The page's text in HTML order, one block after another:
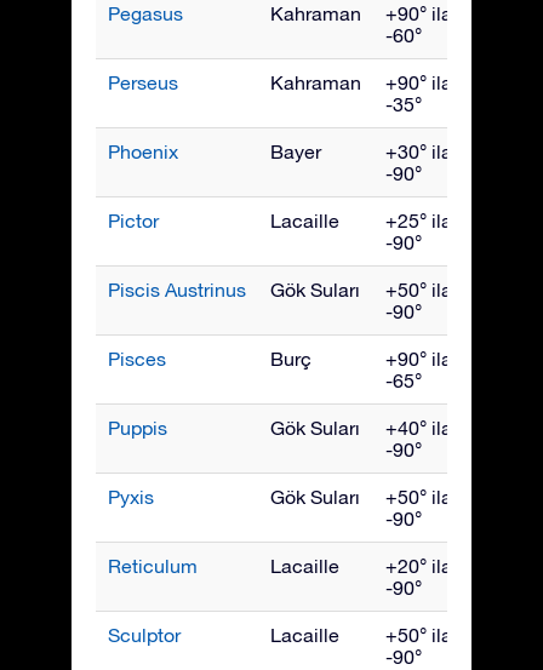
Pegasus Kahraman
+90° ila
-60°
Perseus Kahraman
+90° ila
-35°
Phoenix Bayer
+30° ila
-90°
Pictor Lacaille
+25° ila
-90°
Piscis Austrinus Gök Suları
+50° ila
-90°
Pisces Burç
+90° ila
-65°
Puppis Gök Suları
+40° ila
-90°
Pyxis Gök Suları
+50° ila
-90°
Reticulum Lacaille
+20° ila
-90°
Sculptor Lacaille
+50° ila
-90°